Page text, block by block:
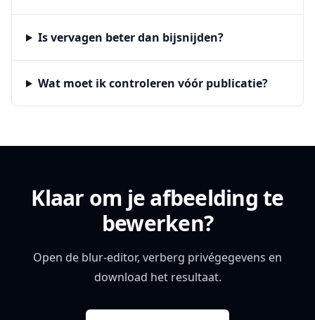
Is vervagen beter dan bijsnijden?
Wat moet ik controleren vóór publicatie?
Klaar om je afbeelding te
bewerken?
Open de blur-editor, verberg privégegevens en
download het resultaat.